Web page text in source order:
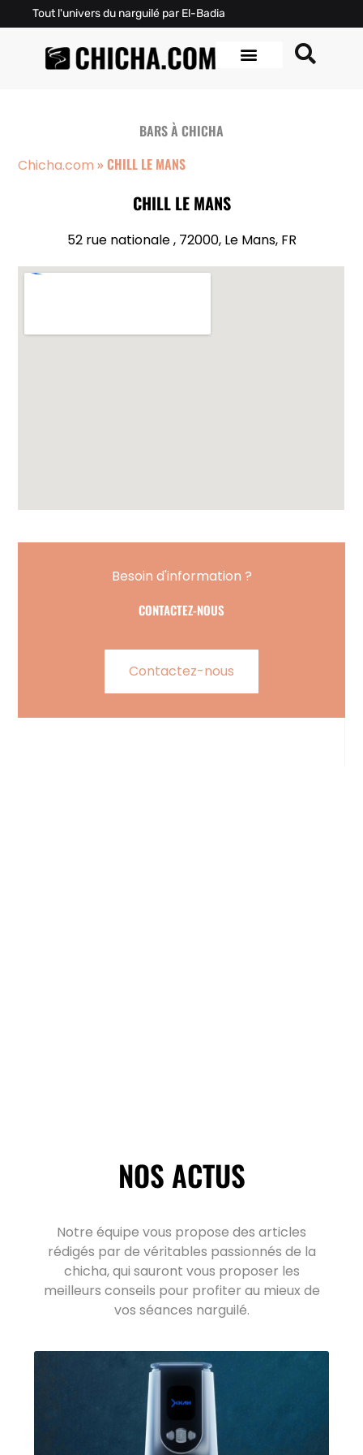
Tout l'univers du narguilé par El-Badia
BARS À CHICHA
Chicha.com »CHILL LE MANS
CHILL LE MANS
52 rue nationale , 72000, Le Mans, FR
NOS ACTUS
Notre équipe vous propose des articles
rédigés par de véritables passionnés de la
chicha, qui sauront vous proposer les
meilleurs conseils pour profiter au mieux de
vos séances narguilé.
Besoin d'information ?
CONTACTEZ-NOUS
Contactez-nous